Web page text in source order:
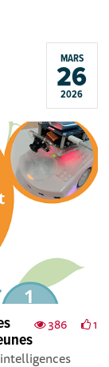
MARS
26
2026
386 1